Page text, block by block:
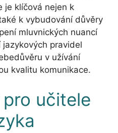
je klíčová nejen k
k vybudování důvěry
mluvnických nuancí
pravidel
v užívání
kvalitu komunikace.
učitele